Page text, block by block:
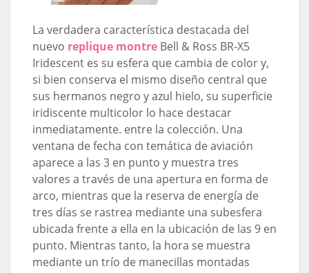
La verdadera característica destacada del
nuevo replique montreBell & Ross BR-X5
Iridescent es su esfera que cambia de color y,
si bien conserva el mismo diseño central que
sus hermanos negro y azul hielo, su superficie
iridiscente multicolor lo hace destacar
inmediatamente. entre la colección. Una
ventana de fecha con temática de aviación
aparece a las 3 en punto y muestra tres
valores a través de una apertura en forma de
arco, mientras que la reserva de energía de
tres días se rastrea mediante una subesfera
ubicada frente a ella en la ubicación de las 9 en
punto. Mientras tanto, la hora se muestra
mediante un trío de manecillas montadas